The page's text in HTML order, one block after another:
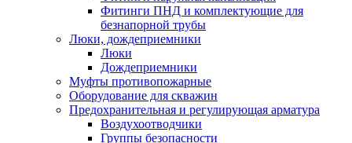
Фитинги ПНД и комплектующие для
безнапорной трубы
Люки, дождеприемники
Люки
Дождеприемники
Муфты противопожарные
Оборудование для скважин
Предохранительная и регулирующая арматура
Воздухоотводчики
Группы безопасности